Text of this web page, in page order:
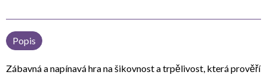
Popis
Zábavná a napínaváhra na šikovnost a trpělivost, která prověří